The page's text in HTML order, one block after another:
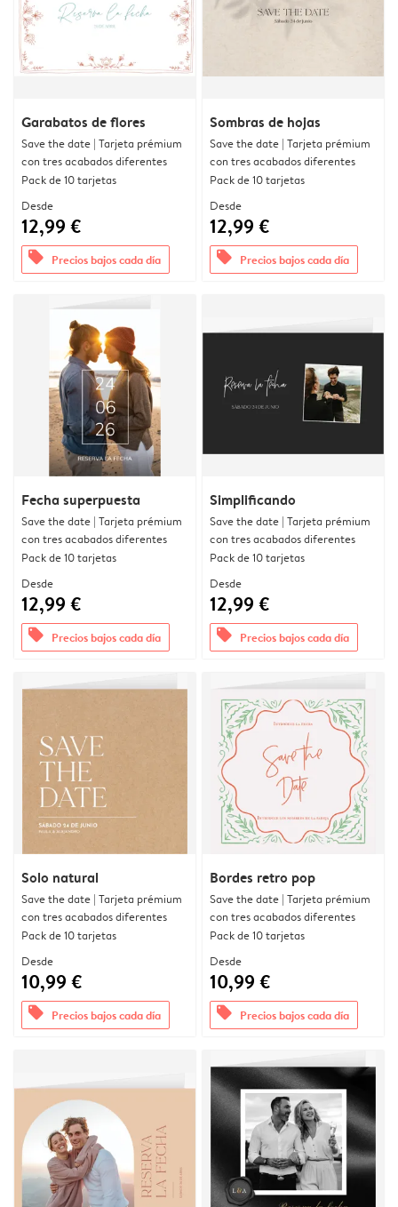
Garabatos de flores
Save the date | Tarjeta prémium
con tres acabados diferentes
Pack de 10 tarjetas
Desde
12,99 €
offers Precios bajos cada día
Sombras de hojas
Save the date | Tarjeta prémium
con tres acabados diferentes
Pack de 10 tarjetas
Desde
12,99 €
offers Precios bajos cada día
Fecha superpuesta
Save the date | Tarjeta prémium
con tres acabados diferentes
Pack de 10 tarjetas
Desde
12,99 €
offers Precios bajos cada día
Simplificando
Save the date | Tarjeta prémium
con tres acabados diferentes
Pack de 10 tarjetas
Desde
12,99 €
offers Precios bajos cada día
Solo natural
Save the date | Tarjeta prémium
con tres acabados diferentes
Pack de 10 tarjetas
Desde
10,99 €
offers Precios bajos cada día
Bordes retro pop
Save the date | Tarjeta prémium
con tres acabados diferentes
Pack de 10 tarjetas
Desde
10,99 €
offers Precios bajos cada día